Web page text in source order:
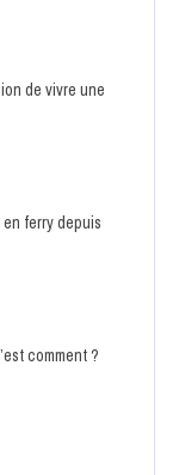
de vivre une
ferry depuis
comment ?